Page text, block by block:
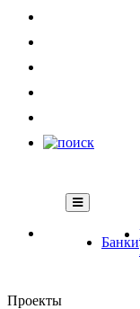
Банки
Проекты